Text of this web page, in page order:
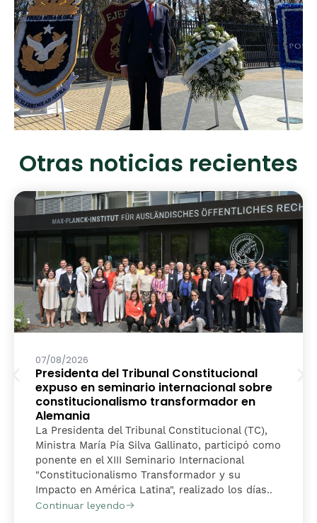
Otras noticias recientes
07/08/2026
Presidenta del Tribunal Constitucional
expuso en seminario internacional sobre
constitucionalismo transformador en
Alemania
La Presidenta del Tribunal Constitucional (TC),
Ministra María Pía Silva Gallinato, participó como
ponente en el XIII Seminario Internacional
"Constitucionalismo Transformador y su
Impacto en América Latina", realizado los días..
Continuar leyendo